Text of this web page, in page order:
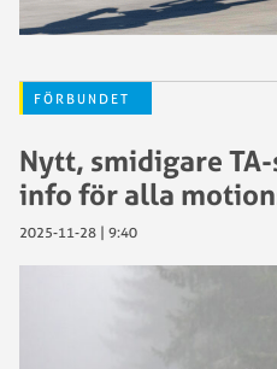
FÖRBUNDET
Nytt, smidigare
info för alla
2025-11-28 | 9:40